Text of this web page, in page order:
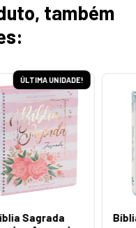
também
ÚLTIMA UNIDADE!
Sagrada